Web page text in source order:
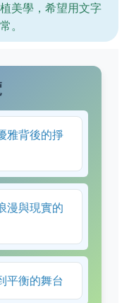
美學，希望用文字
。
雅背後的掙
漫與現實的
平衡的舞台